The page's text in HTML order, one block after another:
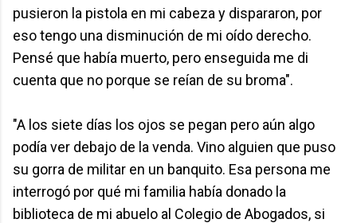
pusieron la pistola en mi cabeza y dispararon, por
eso tengo una disminución de mi oído derecho.
Pensé que había muerto, pero enseguida me di
cuenta que no porque se reían de su broma".
"A los siete días los ojos se pegan pero aún algo
podía ver debajo de la venda. Vino alguien que puso
su gorra de militar en un banquito. Esa persona me
interrogó por qué mi familia había donado la
biblioteca de mi abuelo al Colegio de Abogados, si